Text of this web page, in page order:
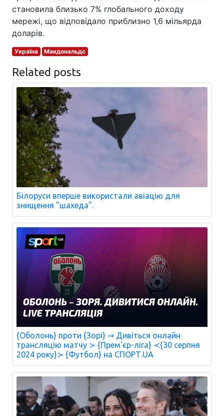
становила близько 7% глобального доходу
мережі, що відповідало приблизно 1,6 мільярда
доларів.
Україна Макдональдс
Related posts
Білоруси вперше використали авіацію для
знищення "шахеда".
{Оболонь} проти {Зорі} ⇒ Дивіться онлайн
трансляцію матчу ≻ {Прем'єр-ліга} ≺{30 серпня
2024 року}≻ {Футбол} на СПОРТ.UA